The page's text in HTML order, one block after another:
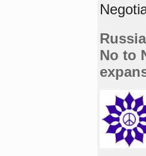
No to